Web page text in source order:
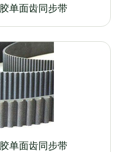
单面齿同步带
单面齿同步带